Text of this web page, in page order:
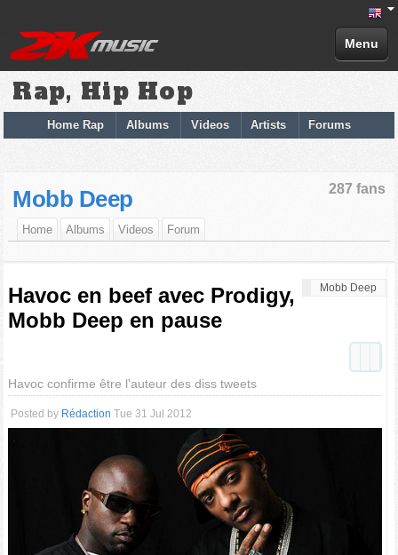
Menu
Rap, Hip Hop
Home Rap Albums Videos Artists Forums
287 fans
Mobb Deep
Home Albums Videos Forum
Mobb Deep
Havoc en beef avec Prodigy,
Mobb Deep en pause
Havoc confirme être l'auteur des diss tweets
Posted by Rédaction Tue 31 Jul 2012